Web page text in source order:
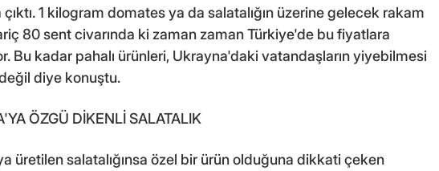
1 kilogram domates ya da salatalığın üzerine gelecek rakam
80 sent civarında ki zaman zaman Türkiye'de bu fiyatlara
Bu kadar pahalı ürünleri, Ukrayna'daki vatandaşların yiyebilmesi
diye konuştu.
ÖZGÜ DİKENLİ SALATALIK
üretilen salatalığınsa özel bir ürün olduğuna dikkati çeken